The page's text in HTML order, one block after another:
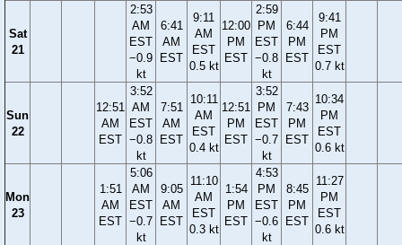
Sat
21
2:53
AM
EST
−0.9
kt
6:41
AM
EST
9:11
AM
EST
0.5 kt
12:00
PM
EST
2:59
PM
EST
−0.8
kt
6:44
PM
EST
9:41
PM
EST
0.7 kt
Sun
22
12:51
AM
EST
3:52
AM
EST
−0.8
kt
7:51
AM
EST
10:11
AM
EST
0.4 kt
12:51
PM
EST
3:52
PM
EST
−0.7
kt
7:43
PM
EST
10:34
PM
EST
0.6 kt
Mon
23
1:51
AM
EST
5:06
AM
EST
−0.7
kt
9:05
AM
EST
11:10
AM
EST
0.3 kt
1:54
PM
EST
4:53
PM
EST
−0.6
kt
8:45
PM
EST
11:27
PM
EST
0.6 kt